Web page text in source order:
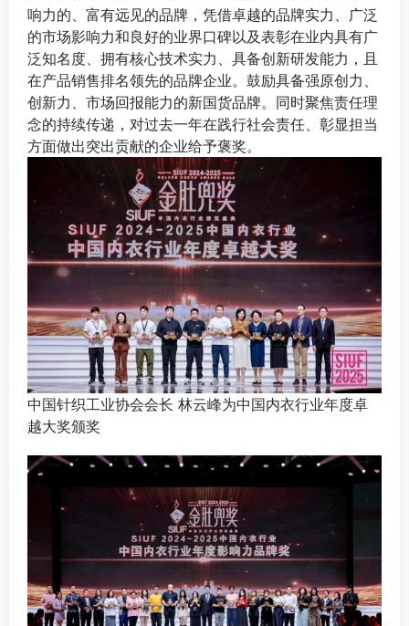
响力的、富有远见的品牌，凭借卓越的品牌实力、广泛
的市场影响力和良好的业界口碑以及表彰在业内具有广
泛知名度、拥有核心技术实力、具备创新研发能力，且
在产品销售排名领先的品牌企业。鼓励具备强原创力、
创新力、市场回报能力的新国货品牌。同时聚焦责任理
念的持续传递，对过去一年在践行社会责任、彰显担当
方面做出突出贡献的企业给予褒奖。
中国针织工业协会会长 林云峰为中国内衣行业年度卓
越大奖颁奖